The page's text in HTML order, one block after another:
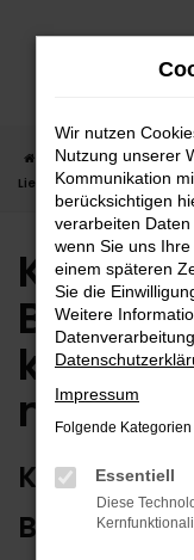
Zum
Startseite Balingen
Lieferservice nach Balingen
Kia
kaufen |
nach
KIA
BALINGEN
Wir nutzen
Nutzung unserer
Kommunikation
berücksichtigen
verarbeiten
wenn Sie uns
einem späteren
Sie die
Weitere
Impressum
Folgende
Essentiell
Diese